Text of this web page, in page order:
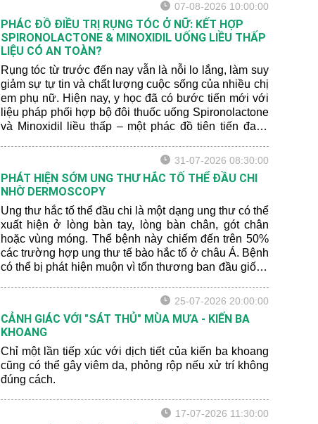
07-08-2026 10:00:00
PHÁC ĐỒ ĐIỀU TRỊ RỤNG TÓC Ở NỮ: KẾT HỢP
SPIRONOLACTONE & MINOXIDIL UỐNG LIỀU THẤP
LIỆU CÓ AN TOÀN?
Rụng tóc từ trước đến nay vẫn là nỗi lo lắng, làm suy
giảm sự tự tin và chất lượng cuộc sống của nhiều chị
em phụ nữ. Hiện nay, y học đã có bước tiến mới với
liệu pháp phối hợp bộ đôi thuốc uống Spironolactone
và Minoxidil liều thấp – một phác đồ tiên tiến đang
chia sẻ cho bạn một số thông tin mới nhất nhé:
31-07-2026 08:30:00
PHÁT HIỆN SỚM UNG THƯ HẮC TỐ THỂ ĐẦU CHI
NHỜ DERMOSCOPY
Ung thư hắc tố thể đầu chi là một dạng ung thư có thể
xuất hiện ở lòng bàn tay, lòng bàn chân, gót chân
hoặc vùng móng. Thể bệnh này chiếm đến trên 50%
các trường hợp ung thư tế bào hắc tố ở châu Á. Bệnh
có thể bị phát hiện muộn vì tổn thương ban đầu giống
25-07-2026 20:00:00
CẢNH GIÁC VỚI "SÁT THỦ" MÙA MƯA - KIẾN BA
KHOANG
Chỉ một lần tiếp xúc với dịch tiết của kiến ba khoang
cũng có thể gây viêm da, phỏng rộp nếu xử trí không
đúng cách.
17-07-2026 11:30:00